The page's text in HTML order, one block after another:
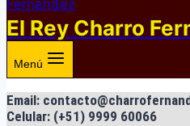
El Rey Charro
Menú
Email:
Celular: (+51) 9999 60066